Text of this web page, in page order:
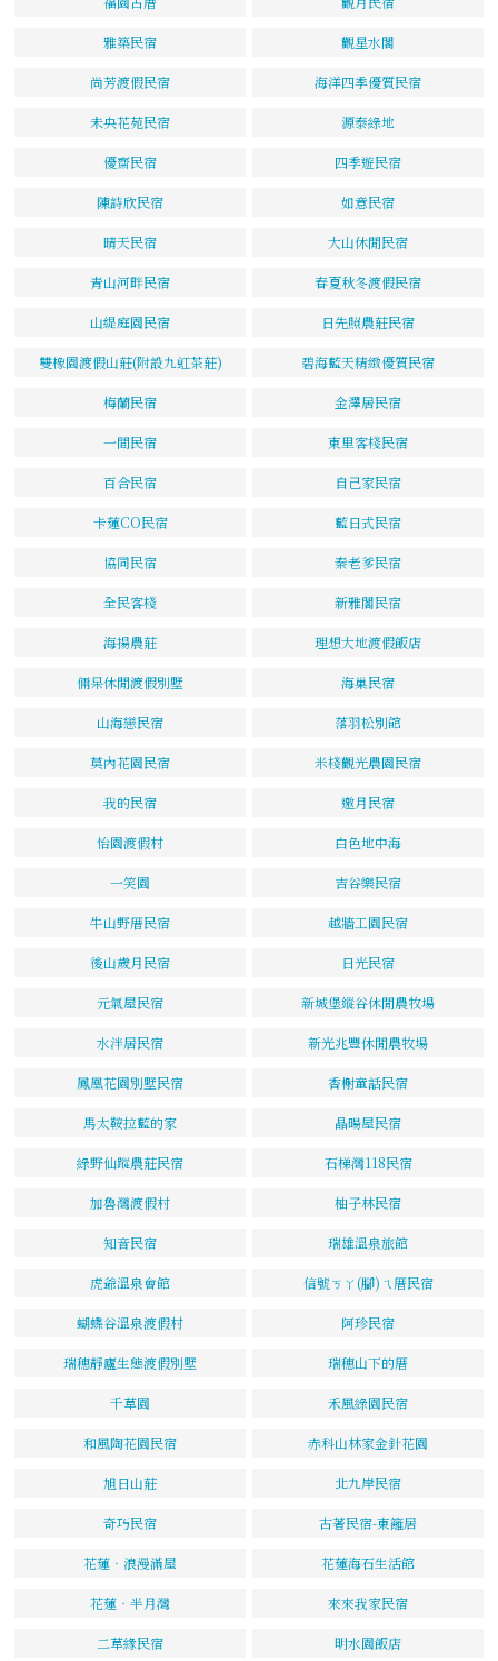
雅築民宿 觀星水閣
尚芳渡假民宿 海洋四季優質民宿
未央花苑民宿 源泰綠地
優齋民宿 四季遊民宿
陳詩欣民宿 如意民宿
晴天民宿 大山休閒民宿
青山河畔民宿 春夏秋冬渡假民宿
山緹庭園民宿 日先照農莊民宿
雙橡園渡假山莊(附設九虹茶莊) 碧海藍天精緻優質民宿
梅蘭民宿 金澤居民宿
一間民宿 東里客棧民宿
百合民宿 自己家民宿
卡蓮CO民宿 藍日式民宿
協同民宿 秦老爹民宿
全民客棧 新雅閣民宿
海揚農莊 理想大地渡假飯店
倆呆休閒渡假別墅 海巢民宿
山海戀民宿 落羽松別館
莫內花園民宿 米棧觀光農園民宿
我的民宿 邀月民宿
怡園渡假村 白色地中海
一笑園 吉谷樂民宿
牛山野厝民宿 越牆工園民宿
後山歲月民宿 日光民宿
元氣屋民宿 新城堡縱谷休閒農牧場
水泮居民宿 新光兆豐休閒農牧場
鳳凰花園別墅民宿 香榭童話民宿
馬太鞍拉藍的家 晶暘屋民宿
綠野仙蹤農莊民宿 石梯灣118民宿
加魯灣渡假村 柚子林民宿
知音民宿 瑞雄溫泉旅館
虎爺溫泉會館 信號ㄎㄚ(腳)ㄟ厝民宿
蝴蝶谷溫泉渡假村 阿珍民宿
瑞穗靜廬生態渡假別墅 瑞穗山下的厝
千草園 禾風綠園民宿
和風陶花園民宿 赤科山林家金針花園
旭日山莊 北九岸民宿
奇巧民宿 古著民宿-東籬居
花蓮‧浪漫滿屋 花蓮海石生活館
花蓮‧半月灣 來來我家民宿
二草緣民宿 明水園飯店